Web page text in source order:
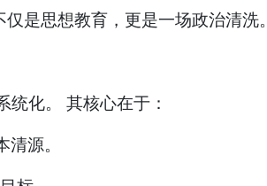
是思想教育，更是一场政治清洗。
化。 其核心在于：
源。